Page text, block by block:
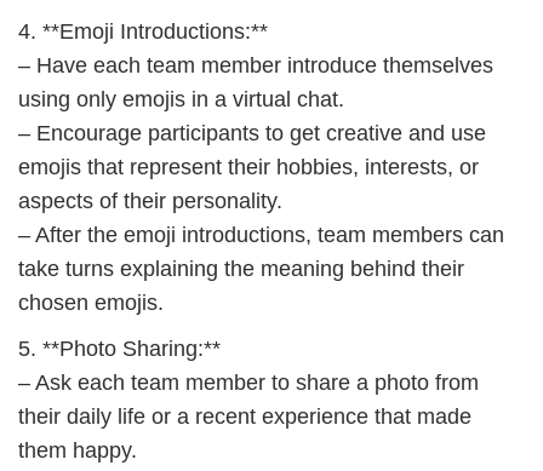
4. **Emoji Introductions:**
– Have each team member introduce themselves
using only emojis in a virtual chat.
– Encourage participants to get creative and use
emojis that represent their hobbies, interests, or
aspects of their personality.
– After the emoji introductions, team members can
take turns explaining the meaning behind their
chosen emojis.
5. **Photo Sharing:**
– Ask each team member to share a photo from
their daily life or a recent experience that made
them happy.